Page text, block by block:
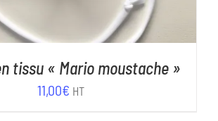
tissu « Mario moustache »
11,00€ HT